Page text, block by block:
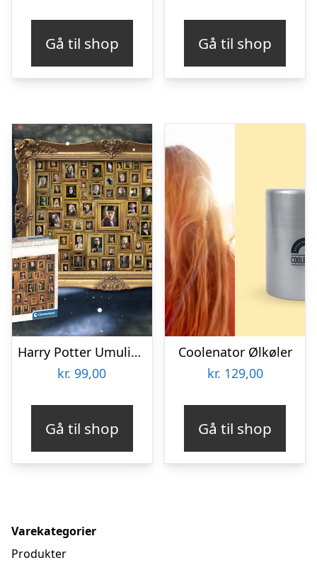
Gå til shop Gå til shop
Harry Potter Umulig Puslespil
kr. 99,00
Gå til shop
Coolenator Ølkøler
kr. 129,00
Gå til shop
Varekategorier
Produkter